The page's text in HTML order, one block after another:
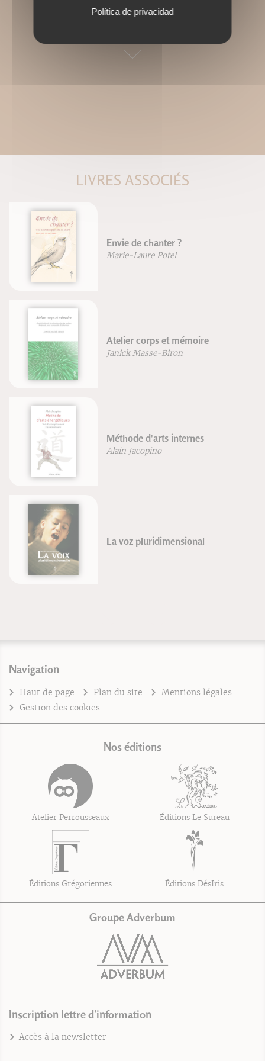
LIVRES ASSOCIÉS
Envie de chanter ?
Marie-Laure Potel
Atelier corps et mémoire
Janick Masse-Biron
Méthode d'arts internes
Alain Jacopino
La voz pluridimensional
Navigation
Haut de page Plan du site
Mentions légales
Gestion des cookies
Nos éditions
Atelier Perrousseaux Éditions Le Sureau
Éditions Grégoriennes Éditions DésIris
Groupe Adverbum
Inscription lettre d'information
Accès à la newsletter
Política de privacidad